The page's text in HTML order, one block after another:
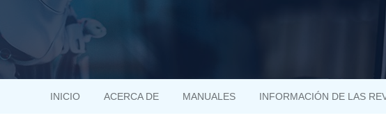
INICIO ACERCA DE MANUALES INFORMACIÓN DE LAS